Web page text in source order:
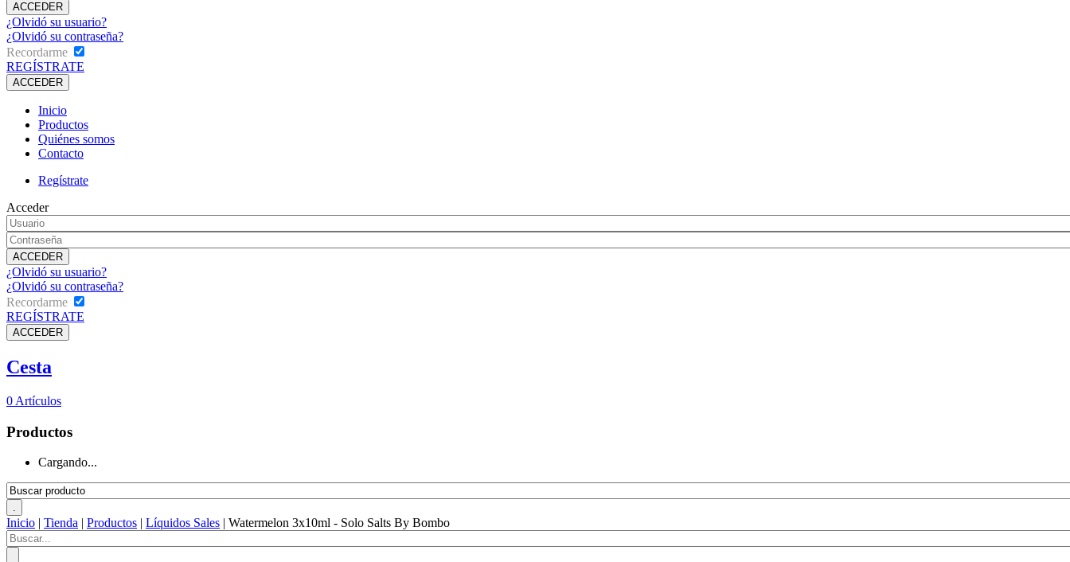
¿Olvidó su usuario?
¿Olvidó su contraseña?
Recordarme
REGÍSTRATE
Inicio
Productos
Quiénes somos
Contacto
Regístrate
Acceder
¿Olvidó su usuario?
¿Olvidó su contraseña?
Recordarme
REGÍSTRATE
Cesta
0 Artículos
Productos
Cargando...
Inicio | Tienda | Productos | Líquidos Sales | Watermelon 3x10ml - Solo Salts By Bombo